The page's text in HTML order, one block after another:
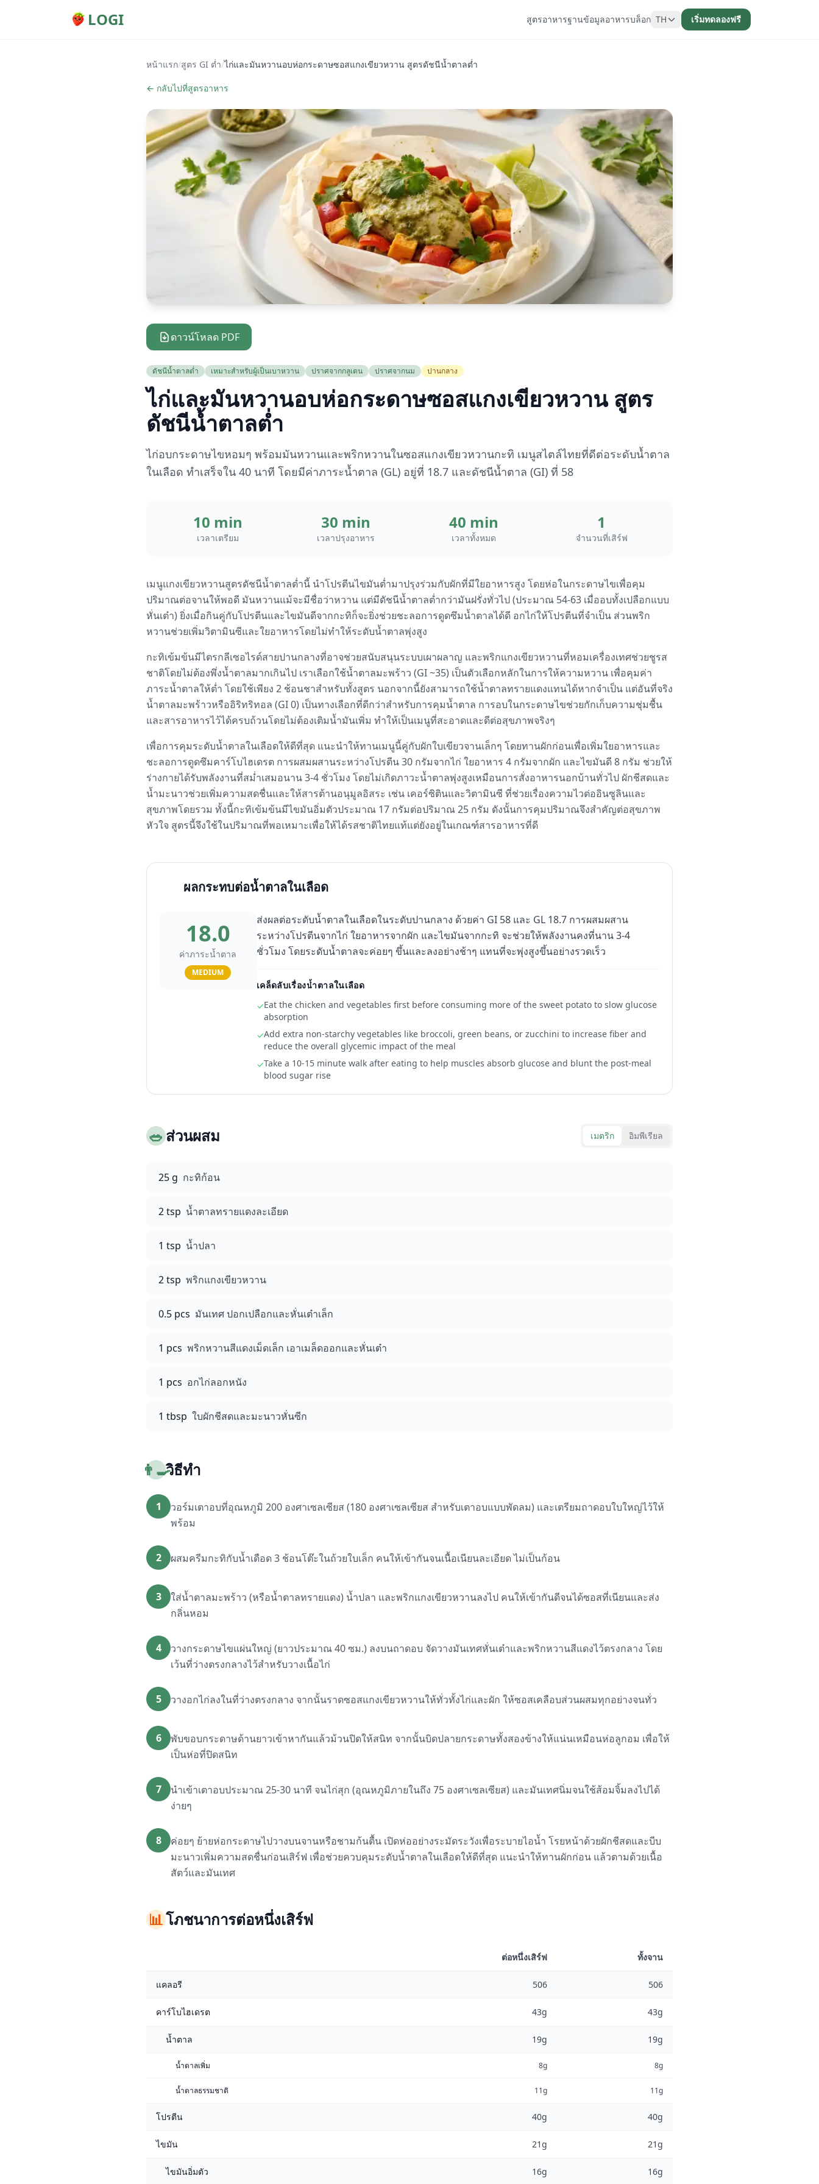
LOGI สูตรอาหารฐานข้อมูลอาหารบล็อก TH เริ่มทดลองฟรี
หน้าแรก/สูตร GI ต่ำ/ไก่และมันหวานอบห่อกระดาษซอสแกงเขียวหวาน สูตรดัชนีน้ำตาลต่ำ
← กลับไปที่สูตรอาหาร
ดาวน์โหลด PDF
ดัชนีน้ำตาลต่ำ เหมาะสำหรับผู้เป็นเบาหวาน ปราศจากกลูเตน ปราศจากนม ปานกลาง
ไก่และมันหวานอบห่อกระดาษซอสแกงเขียวหวาน สูตร
ดัชนีน้ำตาลต่ำ
ไก่อบกระดาษไขหอมๆ พร้อมมันหวานและพริกหวานในซอสแกงเขียวหวานกะทิ เมนูสไตล์ไทยที่ดีต่อระดับน้ำตาล
ในเลือด ทำเสร็จใน 40 นาที โดยมีค่าภาระน้ำตาล (GL) อยู่ที่ 18.7 และดัชนีน้ำตาล (GI) ที่ 58
10 min
เวลาเตรียม
30 min
เวลาปรุงอาหาร
40 min
เวลาทั้งหมด
1
จำนวนที่เสิร์ฟ
เมนูแกงเขียวหวานสูตรดัชนีน้ำตาลต่ำนี้ นำโปรตีนไขมันต่ำมาปรุงร่วมกับผักที่มีใยอาหารสูง โดยห่อในกระดาษไขเพื่อคุม
ปริมาณต่อจานให้พอดี มันหวานแม้จะมีชื่อว่าหวาน แต่มีดัชนีน้ำตาลต่ำกว่ามันฝรั่งทั่วไป (ประมาณ 54-63 เมื่ออบทั้งเปลือกแบบ
หั่นเต๋า) ยิ่งเมื่อกินคู่กับโปรตีนและไขมันดีจากกะทิก็จะยิ่งช่วยชะลอการดูดซึมน้ำตาลได้ดี อกไก่ให้โปรตีนที่จำเป็น ส่วนพริก
หวานช่วยเพิ่มวิตามินซีและใยอาหารโดยไม่ทำให้ระดับน้ำตาลพุ่งสูง
กะทิเข้มข้นมีไตรกลีเซอไรด์สายปานกลางที่อาจช่วยสนับสนุนระบบเผาผลาญ และพริกแกงเขียวหวานที่หอมเครื่องเทศช่วยชูรส
ชาติโดยไม่ต้องพึ่งน้ำตาลมากเกินไป เราเลือกใช้น้ำตาลมะพร้าว (GI ~35) เป็นตัวเลือกหลักในการให้ความหวาน เพื่อคุมค่า
ภาระน้ำตาลให้ต่ำ โดยใช้เพียง 2 ช้อนชาสำหรับทั้งสูตร นอกจากนี้ยังสามารถใช้น้ำตาลทรายแดงแทนได้หากจำเป็น แต่อันที่จริง
น้ำตาลมะพร้าวหรืออิริทริทอล (GI 0) เป็นทางเลือกที่ดีกว่าสำหรับการคุมน้ำตาล การอบในกระดาษไขช่วยกักเก็บความชุ่มชื้น
และสารอาหารไว้ได้ครบถ้วนโดยไม่ต้องเติมน้ำมันเพิ่ม ทำให้เป็นเมนูที่สะอาดและดีต่อสุขภาพจริงๆ
เพื่อการคุมระดับน้ำตาลในเลือดให้ดีที่สุด แนะนำให้ทานเมนูนี้คู่กับผักใบเขียวจานเล็กๆ โดยทานผักก่อนเพื่อเพิ่มใยอาหารและ
ชะลอการดูดซึมคาร์โบไฮเดรต การผสมผสานระหว่างโปรตีน 30 กรัมจากไก่ ใยอาหาร 4 กรัมจากผัก และไขมันดี 8 กรัม ช่วยให้
ร่างกายได้รับพลังงานที่สม่ำเสมอนาน 3-4 ชั่วโมง โดยไม่เกิดภาวะน้ำตาลพุ่งสูงเหมือนการสั่งอาหารนอกบ้านทั่วไป ผักชีสดและ
น้ำมะนาวช่วยเพิ่มความสดชื่นและให้สารต้านอนุมูลอิสระ เช่น เคอร์ซิตินและวิตามินซี ที่ช่วยเรื่องความไวต่ออินซูลินและ
สุขภาพโดยรวม ทั้งนี้กะทิเข้มข้นมีไขมันอิ่มตัวประมาณ 17 กรัมต่อปริมาณ 25 กรัม ดังนั้นการคุมปริมาณจึงสำคัญต่อสุขภาพ
หัวใจ สูตรนี้จึงใช้ในปริมาณที่พอเหมาะเพื่อให้ได้รสชาติไทยแท้แต่ยังอยู่ในเกณฑ์สารอาหารที่ดี
ผลกระทบต่อน้ำตาลในเลือด
18.0
ค่าภาระน้ำตาล
MEDIUM
ส่งผลต่อระดับน้ำตาลในเลือดในระดับปานกลาง ด้วยค่า GI 58 และ GL 18.7 การผสมผสาน
ระหว่างโปรตีนจากไก่ ใยอาหารจากผัก และไขมันจากกะทิ จะช่วยให้พลังงานคงที่นาน 3-4
ชั่วโมง โดยระดับน้ำตาลจะค่อยๆ ขึ้นและลงอย่างช้าๆ แทนที่จะพุ่งสูงขึ้นอย่างรวดเร็ว
เคล็ดลับเรื่องน้ำตาลในเลือด
✓Eat the chicken and vegetables first before consuming more of the sweet potato to slow glucose
absorption
✓Add extra non-starchy vegetables like broccoli, green beans, or zucchini to increase fiber and
reduce the overall glycemic impact of the meal
✓Take a 10-15 minute walk after eating to help muscles absorb glucose and blunt the post-meal
blood sugar rise
🥗ส่วนผสม เมตริก อิมพีเรียล
25 g กะทิก้อน
2 tsp น้ำตาลทรายแดงละเอียด
1 tsp น้ำปลา
2 tsp พริกแกงเขียวหวาน
0.5 pcs มันเทศ ปอกเปลือกและหั่นเต๋าเล็ก
1 pcs พริกหวานสีแดงเม็ดเล็ก เอาเมล็ดออกและหั่นเต๋า
1 pcs อกไก่ลอกหนัง
1 tbsp ใบผักชีสดและมะนาวหั่นซีก
👨‍🍳วิธีทำ
1
วอร์มเตาอบที่อุณหภูมิ 200 องศาเซลเซียส (180 องศาเซลเซียส สำหรับเตาอบแบบพัดลม) และเตรียมถาดอบใบใหญ่ไว้ให้
พร้อม
2 ผสมครีมกะทิกับน้ำเดือด 3 ช้อนโต๊ะในถ้วยใบเล็ก คนให้เข้ากันจนเนื้อเนียนละเอียด ไม่เป็นก้อน
3
ใส่น้ำตาลมะพร้าว (หรือน้ำตาลทรายแดง) น้ำปลา และพริกแกงเขียวหวานลงไป คนให้เข้ากันดีจนได้ซอสที่เนียนและส่ง
กลิ่นหอม
4
วางกระดาษไขแผ่นใหญ่ (ยาวประมาณ 40 ซม.) ลงบนถาดอบ จัดวางมันเทศหั่นเต๋าและพริกหวานสีแดงไว้ตรงกลาง โดย
เว้นที่ว่างตรงกลางไว้สำหรับวางเนื้อไก่
5 วางอกไก่ลงในที่ว่างตรงกลาง จากนั้นราดซอสแกงเขียวหวานให้ทั่วทั้งไก่และผัก ให้ซอสเคลือบส่วนผสมทุกอย่างจนทั่ว
6
พับขอบกระดาษด้านยาวเข้าหากันแล้วม้วนปิดให้สนิท จากนั้นบิดปลายกระดาษทั้งสองข้างให้แน่นเหมือนห่อลูกอม เพื่อให้
เป็นห่อที่ปิดสนิท
7
นำเข้าเตาอบประมาณ 25-30 นาที จนไก่สุก (อุณหภูมิภายในถึง 75 องศาเซลเซียส) และมันเทศนิ่มจนใช้ส้อมจิ้มลงไปได้
ง่ายๆ
8
ค่อยๆ ย้ายห่อกระดาษไปวางบนจานหรือชามก้นตื้น เปิดห่ออย่างระมัดระวังเพื่อระบายไอน้ำ โรยหน้าด้วยผักชีสดและบีบ
มะนาวเพิ่มความสดชื่นก่อนเสิร์ฟ เพื่อช่วยควบคุมระดับน้ำตาลในเลือดให้ดีที่สุด แนะนำให้ทานผักก่อน แล้วตามด้วยเนื้อ
สัตว์และมันเทศ
📊โภชนาการต่อหนึ่งเสิร์ฟ
ต่อหนึ่งเสิร์ฟ ทั้งจาน
แคลอรี 506 506
คาร์โบไฮเดรต 43g 43g
น้ำตาล 19g 19g
น้ำตาลเพิ่ม 8g 8g
น้ำตาลธรรมชาติ 11g 11g
โปรตีน 40g 40g
ไขมัน 21g 21g
ไขมันอิ่มตัว 16g 16g